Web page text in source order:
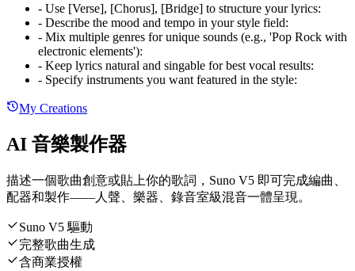
- Use [Verse], [Chorus], [Bridge] to structure your lyrics:
- Describe the mood and tempo in your style field:
- Mix multiple genres for unique sounds (e.g., 'Pop Rock with
electronic elements'):
- Keep lyrics natural and singable for best vocal results:
- Specify instruments you want featured in the style:
My Creations
AI 音樂製作器
描述一個歌曲創意或貼上你的歌詞，Suno V5 即可完成編曲、
配器和製作——人聲、樂器、錄音室級混音一體呈現。
Suno V5 驅動
完整歌曲生成
含商業授權